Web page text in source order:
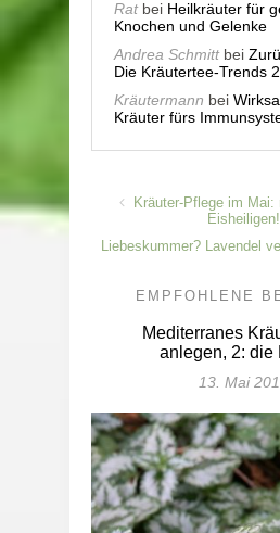
Ratbei Heilkräuter für
Knochen und Gelenke
Andrea Schmittbei
Die Kräutertee-Trends
Kräutermann bei
Kräuter fürs
Kräuter-Pflege im Mai:
Eisheiligen!
Liebeskummer? Lavendel
EMPFOHLENE
Mediterranes
anlegen, 2: die
13. Mai